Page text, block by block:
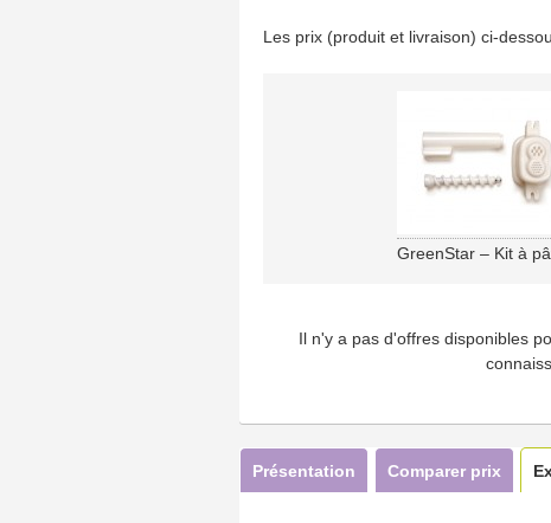
Les prix (produit et livraison) ci-
GreenStar – Kit à
Il n'y a pas d'offres disponibles
Présentation Comparer prix